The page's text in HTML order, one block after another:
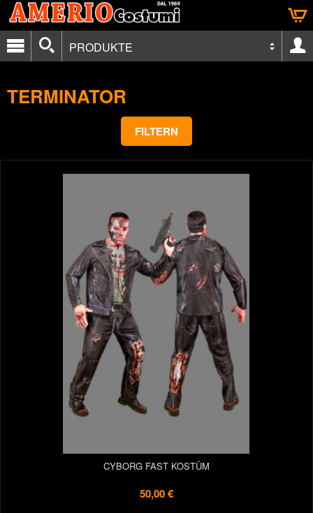
PRODUKTE
TERMINATOR
FILTERN
CYBORG FAST KOSTÜM
50,00 €